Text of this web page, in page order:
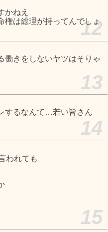
かねえ
権は総理が持ってんでしょ
12
働きをしないヤツはそりゃ
13
するなんて…若い皆さん
14
われても
15